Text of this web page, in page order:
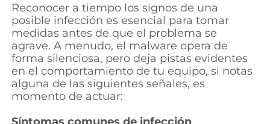
Reconocer a tiempo los signos de una
posible infección es esencial para tomar
medidas antes de que el problema se
agrave. A menudo, el malware opera de
forma silenciosa, pero deja pistas evidentes
en el comportamiento de tu equipo, si notas
alguna de las siguientes señales, es
momento de actuar: